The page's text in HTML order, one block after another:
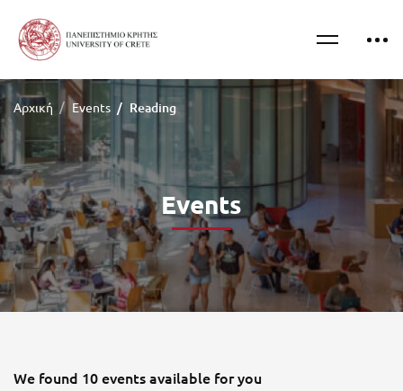
Αρχική Events Reading
Events
We found 10events available for you